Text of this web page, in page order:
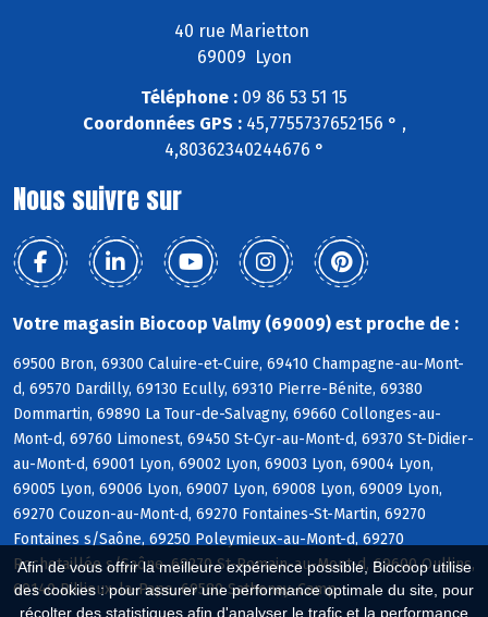
Afin de vous offrir la meilleure expérience possible, Biocoop utilise
des cookies : pour assurer une performance optimale du site, pour
récolter des statistiques afin d'analyser le trafic et la performance
40 rue Marietton
69009 Lyon
Téléphone : 09 86 53 51 15
Coordonnées GPS :45,7755737652156 ° ,
4,80362340244676 °
Nous suivre sur
Votre magasin Biocoop Valmy (69009) est proche de :
69500 Bron, 69300 Caluire-et-Cuire, 69410 Champagne-au-Mont-
d, 69570 Dardilly, 69130 Ecully, 69310 Pierre-Bénite, 69380
Dommartin, 69890 La Tour-de-Salvagny, 69660 Collonges-au-
Mont-d, 69760 Limonest, 69450 St-Cyr-au-Mont-d, 69370 St-Didier-
au-Mont-d, 69001 Lyon, 69002 Lyon, 69003 Lyon, 69004 Lyon,
69005 Lyon, 69006 Lyon, 69007 Lyon, 69008 Lyon, 69009 Lyon,
69270 Couzon-au-Mont-d, 69270 Fontaines-St-Martin, 69270
Fontaines s/Saône, 69250 Poleymieux-au-Mont-d, 69270
Rochetaillée s/Saône, 69270 St-Romain-au-Mont-d, 69600 Oullins,
69140 Rillieux-la-Pape, 69580 Sathonay-Camp